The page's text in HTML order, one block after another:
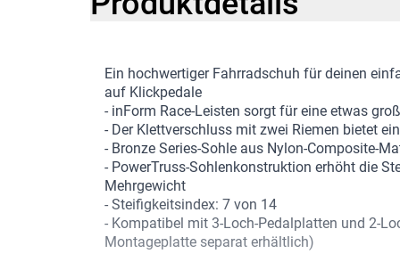
Ein hochwertiger Fahrradschuh für deinen
auf Klickpedale
- inForm Race-Leisten sorgt für eine etwas
- Der Klettverschluss mit zwei Riemen bietet
- Bronze Series-Sohle aus Nylon-Composite-
- PowerTruss-Sohlenkonstruktion erhöht die
Mehrgewicht
- Steifigkeitsindex: 7 von 14
- Kompatibel mit 3-Loch-Pedalplatten und 2-
Montageplatte separat erhältlich)